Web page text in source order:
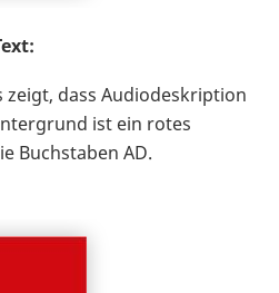
zeigt, dass Audiodeskription
ist ein rotes
Buchstaben AD.